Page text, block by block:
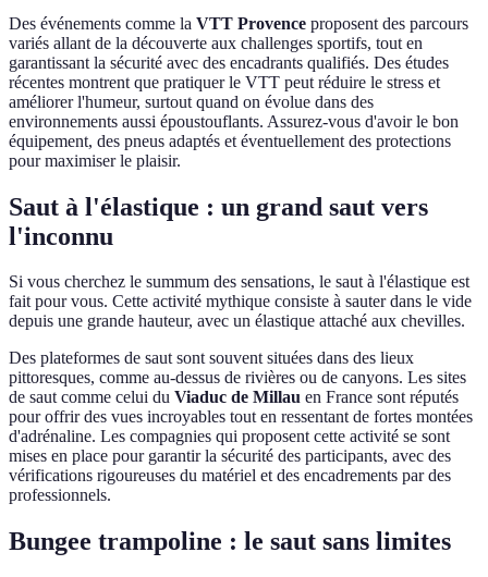
Des événements comme la VTT Provence proposent des parcours
variés allant de la découverte aux challenges sportifs, tout en
garantissant la sécurité avec des encadrants qualifiés. Des études
récentes montrent que pratiquer le VTT peut réduire le stress et
améliorer l'humeur, surtout quand on évolue dans des
environnements aussi époustouflants. Assurez-vous d'avoir le bon
équipement, des pneus adaptés et éventuellement des protections
pour maximiser le plaisir.
Saut à l'élastique : un grand saut vers
l'inconnu
Si vous cherchez le summum des sensations, le saut à l'élastique est
fait pour vous. Cette activité mythique consiste à sauter dans le vide
depuis une grande hauteur, avec un élastique attaché aux chevilles.
Des plateformes de saut sont souvent situées dans des lieux
pittoresques, comme au-dessus de rivières ou de canyons. Les sites
de saut comme celui du Viaduc de Millau en France sont réputés
pour offrir des vues incroyables tout en ressentant de fortes montées
d'adrénaline. Les compagnies qui proposent cette activité se sont
mises en place pour garantir la sécurité des participants, avec des
vérifications rigoureuses du matériel et des encadrements par des
professionnels.
Bungee trampoline : le saut sans limites